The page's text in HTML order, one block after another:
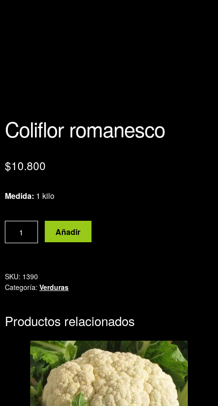
Coliflor romanesco
$10.800
Medida: 1 kilo
romanesco
Añadir
SKU: 1390
Categoría: Verduras
Productos relacionados